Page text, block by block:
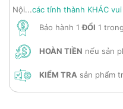
Nội...các tỉnh thành KHÁC
Bảo hành 1ĐỔI 1
HOÀN TIỀN nếu sản
KIỂM TRA sản phẩm